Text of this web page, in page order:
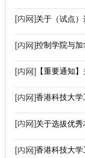
关于（试点）选派控制学院本
控制学院与加拿大皇后
【重要通知】关于举
香港科技大学工学院选
关于选拔优秀本科生参加“2016
香港科技大学工